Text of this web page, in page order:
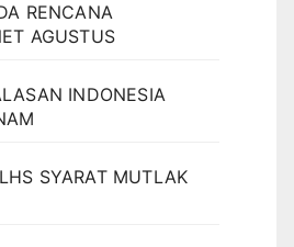
RENCANA
AGUSTUS
INDONESIA
SYARAT MUTLAK